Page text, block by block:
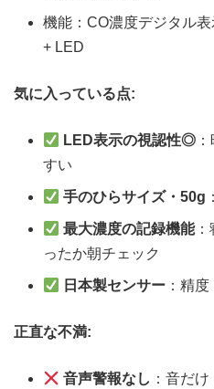
機能：CO濃度デジタル
+ LED
気に入っている点:
LED表示の視認性◎
すい
手のひらサイズ・50g
最大濃度の記録機能：
ったか朝チェック
日本製センサー ：精
正直な不満:
音声警報なし ：音だ